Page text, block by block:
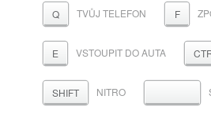
Q TVŮJ TELEFON F
E VSTOUPIT DO AUTA
SHIFT NITRO